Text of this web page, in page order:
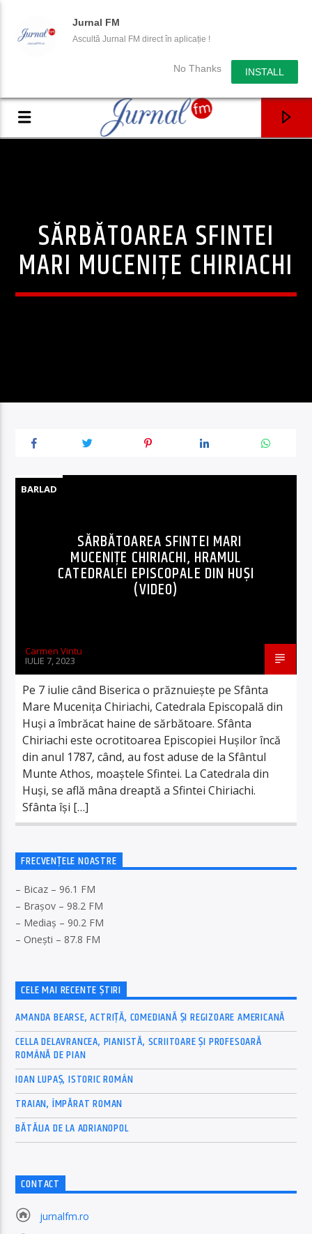
Jurnal FM
Ascultă Jurnal FM direct în aplicație !
No Thanks INSTALL
SĂRBĂTOAREA SFINTEI
MARI MUCENIȚE CHIRIACHI
BARLAD
SĂRBĂTOAREA SFINTEI MARI
MUCENIȚE CHIRIACHI, HRAMUL
CATEDRALEI EPISCOPALE DIN HUȘI
(VIDEO)
Carmen Vintu
IULIE 7, 2023
Pe 7 iulie când Biserica o prăznuieşte pe Sfânta
Mare Muceniţa Chiriachi, Catedrala Episcopală din
Huşi a îmbrăcat haine de sărbătoare. Sfânta
Chiriachi este ocrotitoarea Episcopiei Huşilor încă
din anul 1787, când, au fost aduse de la Sfântul
Munte Athos, moaştele Sfintei. La Catedrala din
Huși, se află mâna dreaptă a Sfintei Chiriachi.
Sfânta își […]
FRECVENȚELE NOASTRE
– Bicaz – 96.1 FM
– Brașov – 98.2 FM
– Mediaș – 90.2 FM
– Onești – 87.8 FM
CELE MAI RECENTE ȘTIRI
AMANDA BEARSE, ACTRIȚĂ, COMEDIANĂ ȘI REGIZOARE AMERICANĂ
CELLA DELAVRANCEA, PIANISTĂ, SCRIITOARE ȘI PROFESOARĂ
ROMÂNĂ DE PIAN
IOAN LUPAȘ, ISTORIC ROMÂN
TRAIAN, ÎMPĂRAT ROMAN
BĂTĂLIA DE LA ADRIANOPOL
CONTACT
jurnalfm.ro